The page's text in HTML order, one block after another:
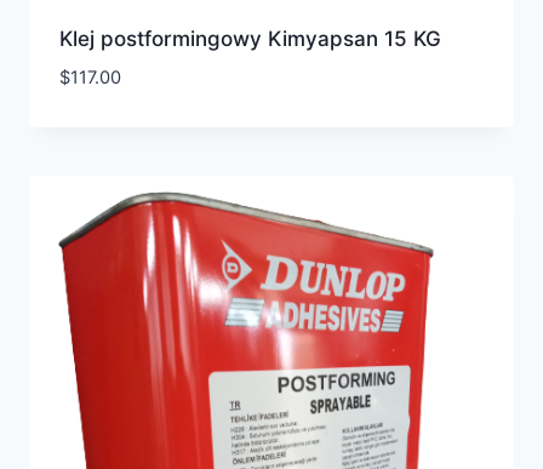
Klej postformingowy Kimyapsan 15 KG
$117.00